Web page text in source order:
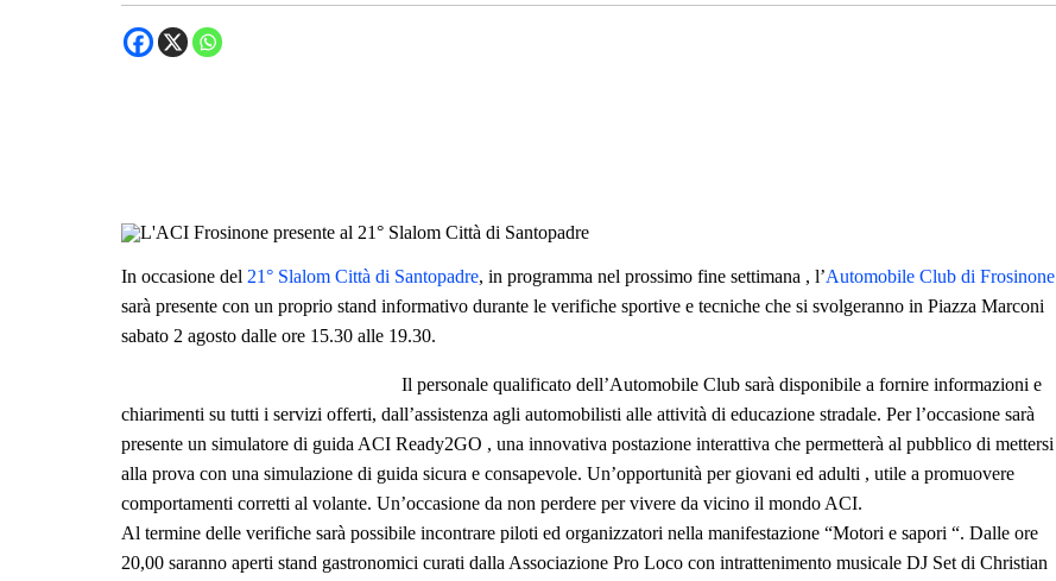
In occasione del 21° Slalom Città di Santopadre, in programma nel prossimo fine settimana , l’Automobile Club di Frosinone
sarà presente con un proprio stand informativo durante le verifiche sportive e tecniche che si svolgeranno in Piazza Marconi
sabato 2 agosto dalle ore 15.30 alle 19.30.
Il personale qualificato dell’Automobile Club sarà disponibile a fornire informazioni e
chiarimenti su tutti i servizi offerti, dall’assistenza agli automobilisti alle attività di educazione stradale. Per l’occasione sarà
presente un simulatore di guida ACI Ready2GO , una innovativa postazione interattiva che permetterà al pubblico di mettersi
alla prova con una simulazione di guida sicura e consapevole. Un’opportunità per giovani ed adulti , utile a promuovere
comportamenti corretti al volante. Un’occasione da non perdere per vivere da vicino il mondo ACI.
Al termine delle verifiche sarà possibile incontrare piloti ed organizzatori nella manifestazione “Motori e sapori “. Dalle ore
20,00 saranno aperti stand gastronomici curati dalla Associazione Pro Loco con intrattenimento musicale DJ Set di Christian